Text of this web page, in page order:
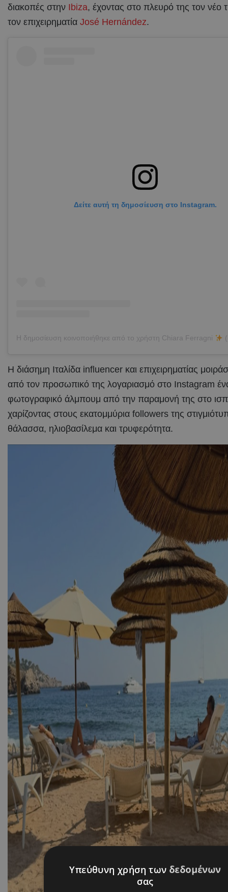
διακοπές στην Ibiza, έχοντας στο πλευρό της τον νέο
τον επιχειρηματία José Hernández.
Δείτε αυτή τη δημοσίευση στο Instagram.
Η δημοσίευση κοινοποιήθηκε από το χρήστη Chiara Ferragni
Η διάσημη Ιταλίδα influencer και επιχειρηματίας
από τον προσωπικό της λογαριασμό στο Instagram
φωτογραφικό άλμπουμ από την παραμονή της στο
χαρίζοντας στους εκατομμύρια followers της
θάλασσα, ηλιοβασίλεμα και τρυφερότητα.
Υπεύθυνη χρήση των δεδομένων
σας